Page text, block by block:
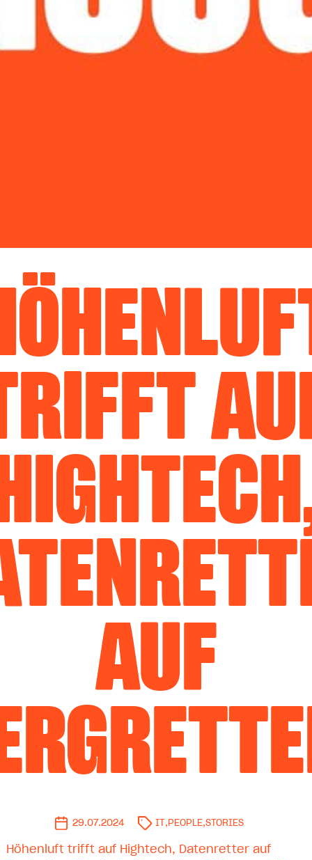
AUF
29.07.2024 IT , PEOPLE,STORIES
Höhenluft trifft auf Hightech, Datenretter auf